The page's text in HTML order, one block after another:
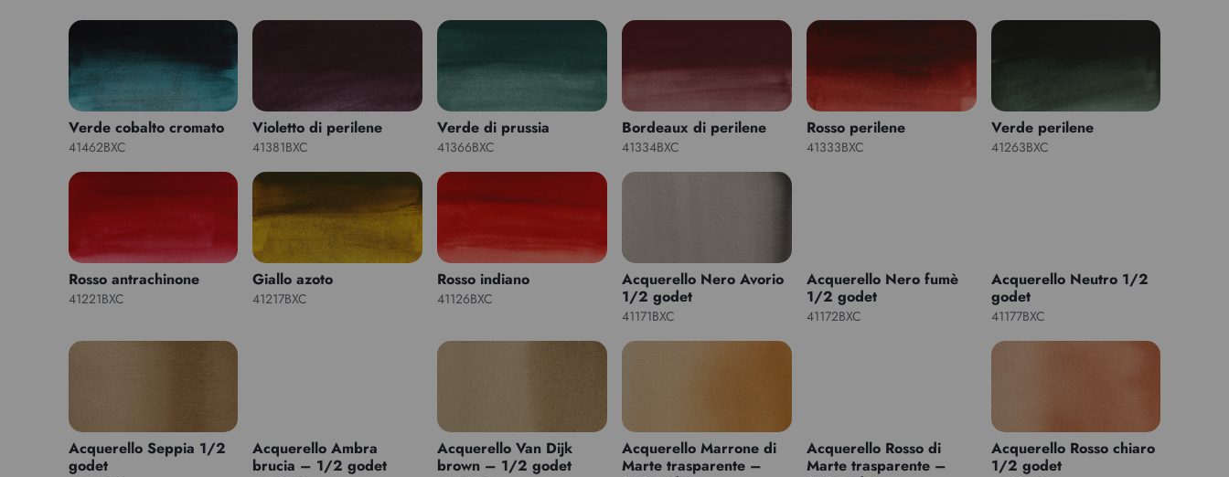
Verde cobalto cromato
41462BXC
Violetto di perilene
41381BXC
Verde di prussia
41366BXC
Bordeaux di perilene
41334BXC
Rosso perilene
41333BXC
Verde perilene
41263BXC
Rosso antrachinone
41221BXC
Giallo azoto
41217BXC
Rosso indiano
41126BXC
Acquerello Nero Avorio
1/2 godet
41171BXC
Acquerello Nero fumè
1/2 godet
41172BXC
Acquerello Neutro 1/2
godet
41177BXC
Acquerello Seppia 1/2
godet
Acquerello Ambra
brucia – 1/2 godet
Acquerello Van Dijk
brown – 1/2 godet
Acquerello Marrone di
Marte trasparente –
Acquerello Rosso di
Marte trasparente –
Acquerello Rosso chiaro
1/2 godet